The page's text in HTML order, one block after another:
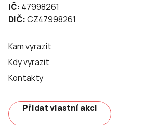
IČ: 47998261
DIČ:CZ47998261
Kam vyrazit
Kdy vyrazit
Kontakty
Přidat vlastní akci